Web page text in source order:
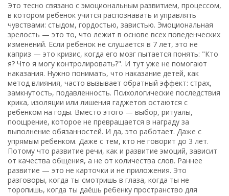
Это тесно связано с эмоциональным развитием, процессом,
в котором ребенок учится распознавать и управлять
чувствами: стыдом, гордостью, завистью. Эмоциональная
зрелость — это то, что лежит в основе всех поведенческих
изменений. Если ребенок не слушается в 7 лет, это не
каприз — это кризис, когда его мозг пытается понять: "Кто
я? Что я могу контролировать?". И тут уже не помогают
наказания. Нужно понимать, что наказание детей, как
метод влияния, часто вызывает обратный эффект: страх,
замкнутость, подавленность. Психологические последствия
крика, изоляции или лишения гаджетов остаются с
ребенком на годы. Вместо этого — выбор, ритуалы,
поощрение, которое не превращается в награду за
выполнение обязанностей. И да, это работает. Даже с
упрямым ребенком. Даже с тем, кто не говорит до 3 лет.
Потому что развитие речи, как и развитие эмоций, зависит
от качества общения, а не от количества слов. Раннее
развитие — это не карточки и не приложения. Это
разговоры, когда ты смотришь в глаза, когда ты не
торопишь, когда ты даёшь ребенку пространство для